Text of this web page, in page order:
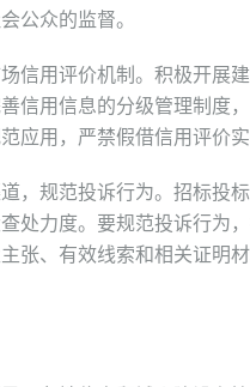
公众的监督。
用评价机制。积极开展建
信用信息的分级管理制度
应用，严禁假借信用评价实
规范投诉行为。招标投标
处力度。要规范投诉行为
张、有效线索和相关证明